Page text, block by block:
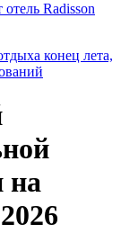
Radisson
на